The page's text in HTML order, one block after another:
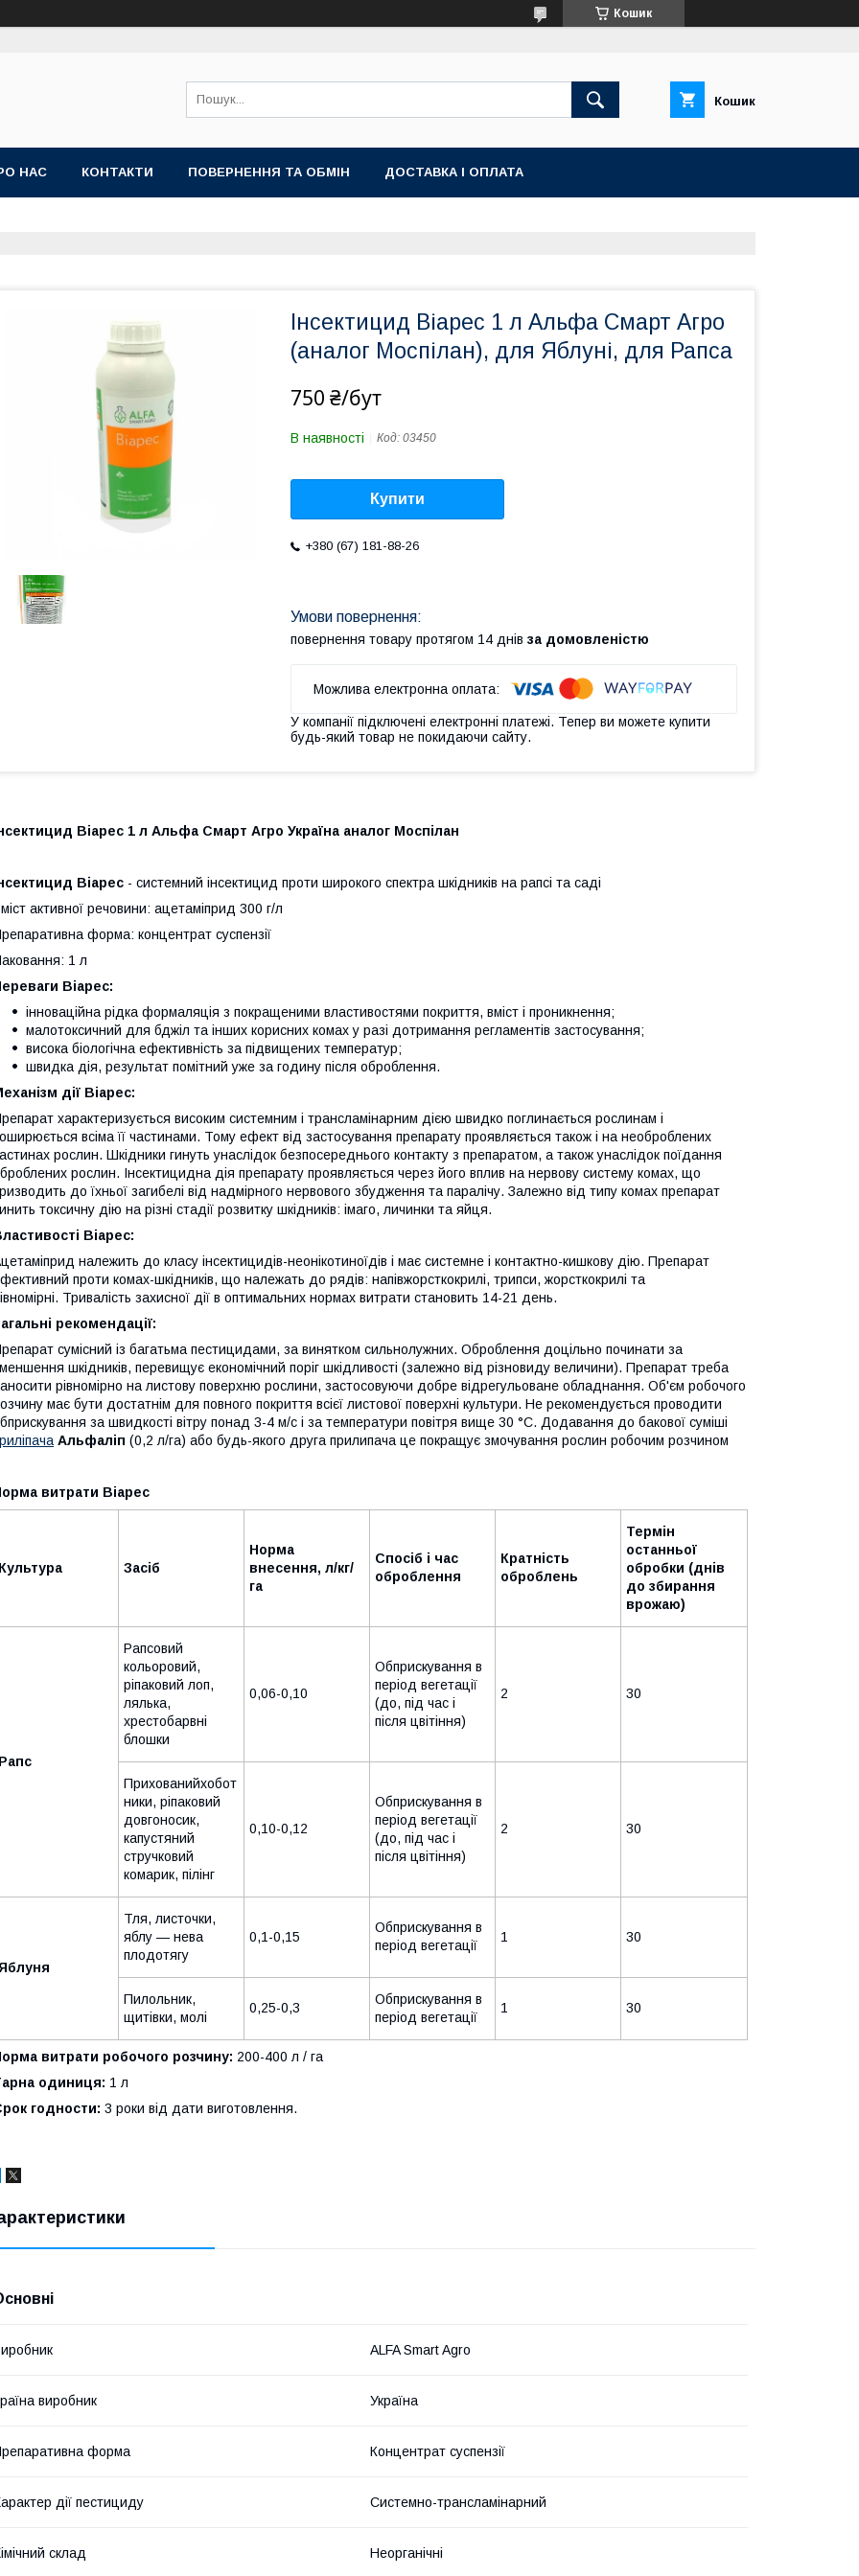
Кошик
Кошик
НАС КОНТАКТИ ПОВЕРНЕННЯ ТА ОБМІН ДОСТАВКА І ОПЛАТА
Інсектицид Віарес 1 л Альфа Смарт Агро
(аналог Моспілан), для Яблуні, для Рапса
750 ₴/бут
В наявності Код: 03450
Купити
+380 (67) 181-88-26
повернення товару протягом 14 днів за домовленістю
У компанії підключені електронні платежі. Тепер ви можете купити
будь-який товар не покидаючи сайту.
Віарес 1 л Альфа Смарт Агро Україна аналог Моспілан
Віарес - системний інсектицид проти широкого спектра шкідників на рапсі та саді
активної речовини: ацетаміприд 300 г/л
форма: концентрат cуспензії
1 л
Віарес:
інноваційна рідка формаляція з покращеними властивостями покриття, вміст і проникнення;
малотоксичний для бджіл та інших корисних комах у разі дотримання регламентів застосування;
висока біологічна ефективність за підвищених температур;
швидка дія, результат помітний уже за годину після оброблення.
дії Віарес:
характеризується високим системним і трансламінарним дією швидко поглинається рослинам і
всіма її частинами. Тому ефект від застосування препарату проявляється також і на необроблених
рослин. Шкідники гинуть унаслідок безпосереднього контакту з препаратом, а також унаслідок поїдання
рослин. Інсектицидна дія препарату проявляється через його вплив на нервову систему комах, що
до їхньої загибелі від надмірного нервового збудження та паралічу. Залежно від типу комах препарат
токсичну дію на різні стадії розвитку шкідників: імаго, личинки та яйця.
Віарес:
належить до класу інсектицидів-неонікотиноїдів і має системне і контактно-кишкову дію. Препарат
проти комах-шкідників, що належать до рядів: напівжорсткокрилі, трипси, жорсткокрилі та
Тривалість захисної дії в оптимальних нормах витрати становить 14-21 день.
рекомендації:
сумісний із багатьма пестицидами, за винятком сильнолужних. Оброблення доцільно починати за
шкідників, перевищує економічний поріг шкідливості (залежно від різновиду величини). Препарат треба
рівномірно на листову поверхню рослини, застосовуючи добре відрегульоване обладнання. Об'єм робочого
має бути достатнім для повного покриття всієї листової поверхні культури. Не рекомендується проводити
за швидкості вітру понад 3-4 м/с і за температури повітря вище 30 °C. Додавання до бакової суміші
Альфаліп (0,2 л/га) або будь-якого друга прилипача це покращує змочування рослин робочим розчином
витрати Віарес
Культура Засіб
Норма
внесення, л/кг/
га
Спосіб і час
оброблення
Кратність
оброблень
Термін
останньої
обробки (днів
до збирання
врожаю)
Рапс
Рапсовий
кольоровий,
ріпаковий лоп,
лялька,
хрестобарвні
блошки
0,06-0,10
Обприскування в
період вегетації
(до, під час і
після цвітіння)
2 30
Прихованийхобот
ники, ріпаковий
довгоносик,
капустяний
стручковий
комарик, пілінг
0,10-0,12
Обприскування в
період вегетації
(до, під час і
після цвітіння)
2 30
Яблуня
Тля, листочки,
яблу — нева
плодотягу
0,1-0,15
Обприскування в
період вегетації
1 30
Пилольник,
щитівки, молі
0,25-0,3
Обприскування в
період вегетації
1 30
витрати робочого розчину: 200-400 л / га
одиниця: 1 л
годности: 3 роки від дати виготовлення.
ALFA Smart Agro
виробник Україна
форма Концентрат суспензії
дії пестициду Системно-трансламінарний
склад Неорганічні